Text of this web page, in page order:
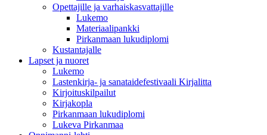
Opettajille ja varhaiskasvattajille
Lukemo
Materiaalipankki
Pirkanmaan lukudiplomi
Kustantajalle
Lapset ja nuoret
Lukemo
Lastenkirja- ja sanataidefestivaali Kirjalitta
Kirjoituskilpailut
Kirjakopla
Pirkanmaan lukudiplomi
Lukeva Pirkanmaa